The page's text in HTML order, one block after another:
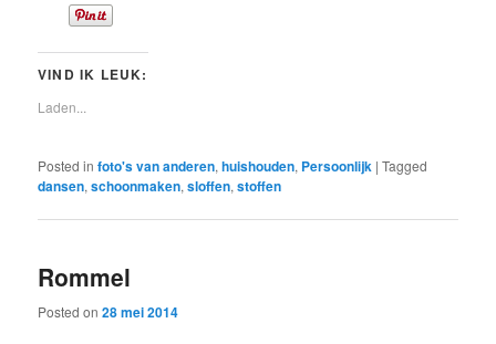
VIND IK LEUK:
Laden...
Posted in foto's van anderen,huishouden, Persoonlijk |Tagged
dansen,schoonmaken,sloffen,stoffen
Rommel
Posted on28 mei 2014